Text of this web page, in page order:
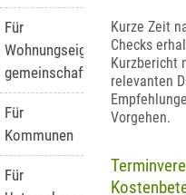
Für
Wohnungseigentümer-
gemeinschaften
Für
Kommunen
Für
Kurze Zeit
Checks
Kurzbericht
relevanten
Vorgehen.